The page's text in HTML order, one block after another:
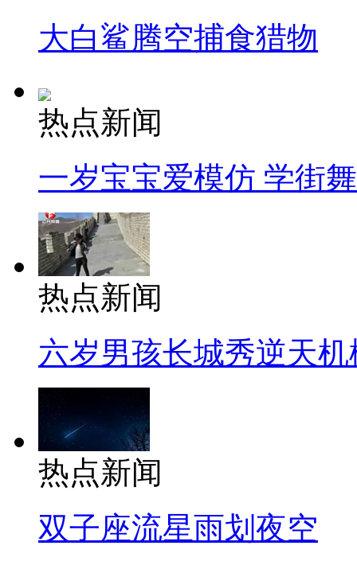
大白鲨腾空捕食猎物
热点新闻
一岁宝宝爱模仿 学街
热点新闻
六岁男孩长城秀逆天机
热点新闻
双子座流星雨划夜空